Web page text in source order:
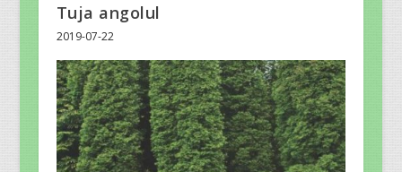
Tuja angolul
2019-07-22